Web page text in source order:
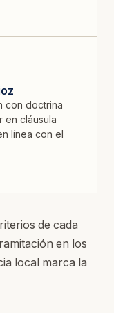
con doctrina
en cláusula
línea con el
de cada
en los
local marca la